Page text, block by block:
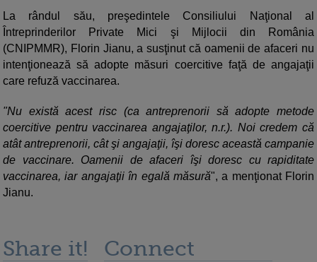
La rândul său, preşedintele Consiliului Naţional al
Întreprinderilor Private Mici şi Mijlocii din România
(CNIPMMR), Florin Jianu, a susţinut că oamenii de afaceri nu
intenţionează să adopte măsuri coercitive faţă de angajaţii
care refuză vaccinarea.
"Nu există acest risc (ca antreprenorii să adopte metode
coercitive pentru vaccinarea angajaţilor, n.r.). Noi credem că
atât antreprenorii, cât şi angajaţii, îşi doresc această campanie
de vaccinare. Oamenii de afaceri îşi doresc cu rapiditate
vaccinarea, iar angajaţii în egală măsură", a menţionat Florin
Jianu.
Share it! Connect